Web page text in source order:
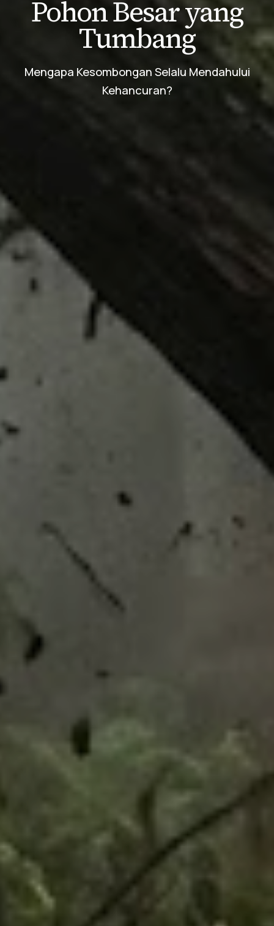
Pohon Besar yang
Tumbang
Mengapa Kesombongan Selalu Mendahului
Kehancuran?